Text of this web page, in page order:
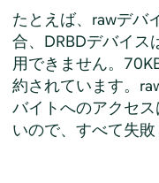
たとえば、rawデバ
合、DRBDデバイ
用できません。
約されています。
バイトへのアクセ
いので、すべて失敗